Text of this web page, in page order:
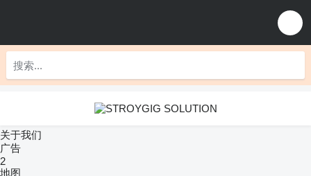
关于我们
广告
2
地图